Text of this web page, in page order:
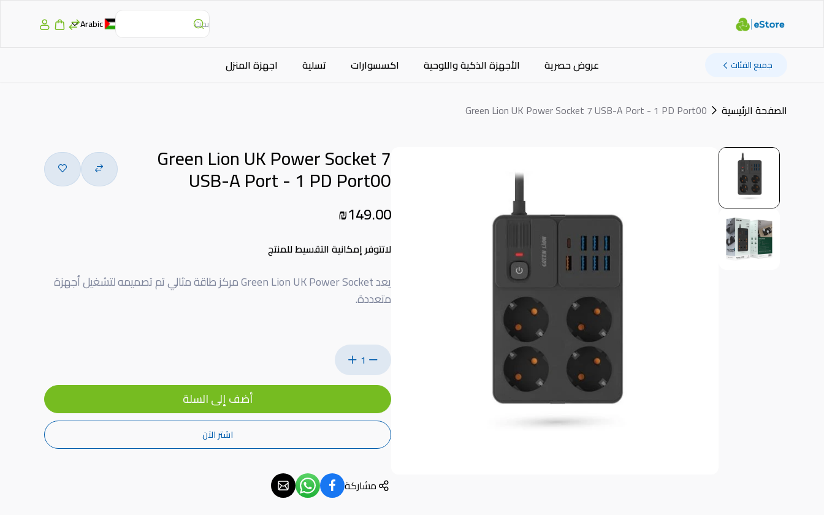
Arabic
جميع الفئات عروض حصرية الأجهزة الذكية واللوحية اكسسوارات تسلية اجهزة المنزل
الصفحة الرئيسية Green Lion UK Power Socket 7 USB-A Port - 1 PD Port00
Green Lion UK Power Socket 7
USB-A Port - 1 PD Port00
₪149.00
لاتتوفر إمكانية التقسيط للمنتج
يعد Green Lion UK Power Socket مركز طاقة مثالي تم تصميمه لتشغيل أجهزة
متعددة.
1
أضف إلى السلة
اشتر الآن
مشاركة